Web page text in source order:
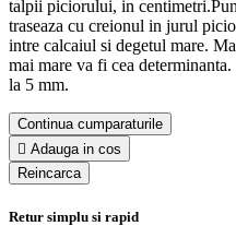
talpii piciorului, in
traseaza cu creionul in jurul
intre calcaiul si degetul mare.
mai mare va fi cea
la 5 mm.
Continua cumparaturile
 Adauga in cos
Retur simplu si rapid